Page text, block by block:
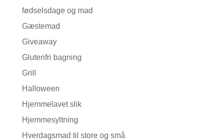
fødselsdage og mad
Gæstemad
Giveaway
Glutenfri bagning
Grill
Halloween
Hjemmelavet slik
Hjemmesyltning
Hverdagsmad til store og små